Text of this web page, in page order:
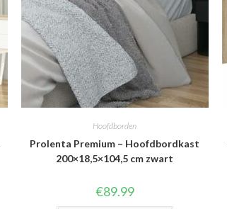
Hoofdborden
Prolenta Premium – Hoofdbordkast
200×18,5×104,5 cm zwart
€89.99